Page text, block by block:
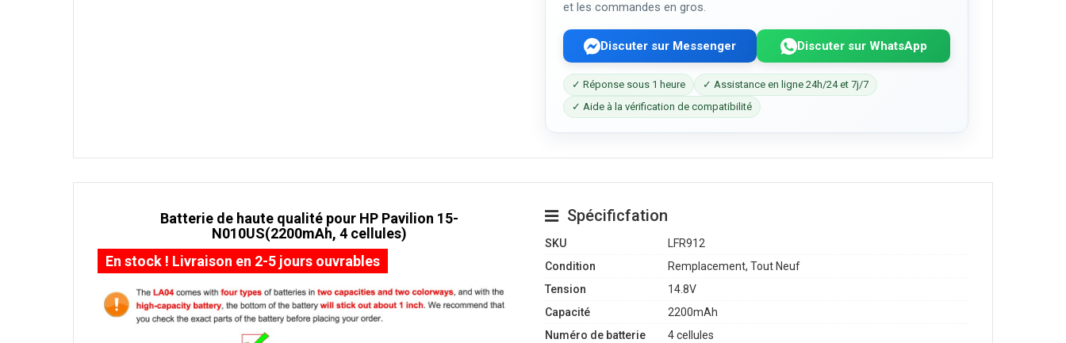
et les commandes en gros.
Discuter sur Messenger Discuter sur WhatsApp
✓ Réponse sous 1 heure
✓ Assistance en ligne 24h/24 et 7j/7
✓ Aide à la vérification de compatibilité
Batterie de haute qualité pour HP Pavilion 15-
N010US(2200mAh, 4 cellules)
En stock ! Livraison en 2-5 jours ouvrables
Spécificfation
SKU
LFR912
Condition
Remplacement, Tout Neuf
Tension
14.8V
Capacité
2200mAh
Numéro de batterie
4 cellules